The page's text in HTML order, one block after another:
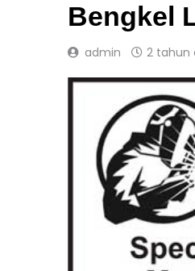
Bengkel
admin 2 tahun